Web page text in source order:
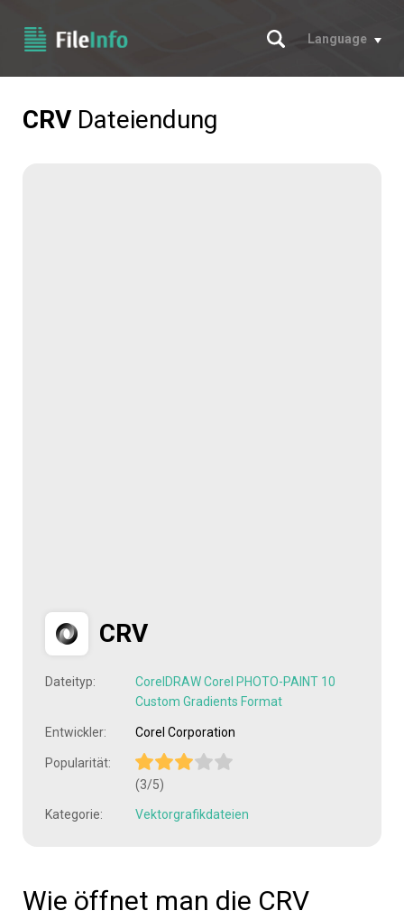
Suche
Language
CRV Dateiendung
CRV
Dateityp:
CorelDRAW Corel PHOTO-PAINT 10
Custom Gradients Format
Entwickler: Corel Corporation
Popularität:
(3/5)
Kategorie: Vektorgrafikdateien
Wie öffnet man die CRV